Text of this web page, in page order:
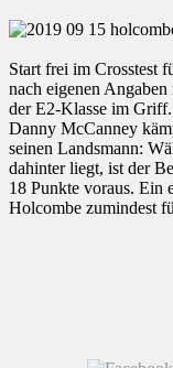
Start frei im Crosstest
nach eigenen
der E2-Klasse im Griff.
Danny McCanney
seinen Landsmann:
dahinter liegt, ist der
18 Punkte voraus. Ein
Holcombe zumindest